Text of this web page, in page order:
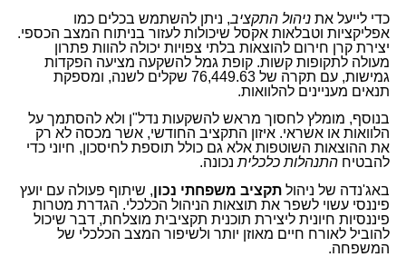
כדי לייעל את ניהול התקציב, ניתן להשתמש בכלים כמו
אפליקציות וטבלאות אקסל שיכולות לעזור בניתוח המצב הכספי.
יצירת קרן חירום להוצאות בלתי צפויות יכולה להוות פתרון
מעולה לתקופות קשות. קופת גמל להשקעה מציעה הפקדות
גמישות, עם תקרה של 76,449.63 שקלים לשנה, ומספקת
תנאים מעניינים להלוואות.
בנוסף, מומלץ לחסוך מראש להשקעות נדל"ן ולא להסתמך על
הלוואות או אשראי. איזון התקציב החודשי, אשר מכסה לא רק
את ההוצאות השוטפות אלא גם כולל תוספת לחיסכון, חיוני כדי
להבטיח התנהלות כלכליתנכונה.
באג'נדה של ניהול תקציב משפחתי נכון, שיתוף פעולה עם יועץ
פיננסי עשוי לשפר את תוצאות הניהול הכלכלי. הגדרת מטרות
פיננסיות חיונית ליצירת תוכנית תקציבית מוצלחת, דבר שיכול
להוביל לאורח חיים מאוזן יותר ולשיפור המצב הכלכלי של
המשפחה.